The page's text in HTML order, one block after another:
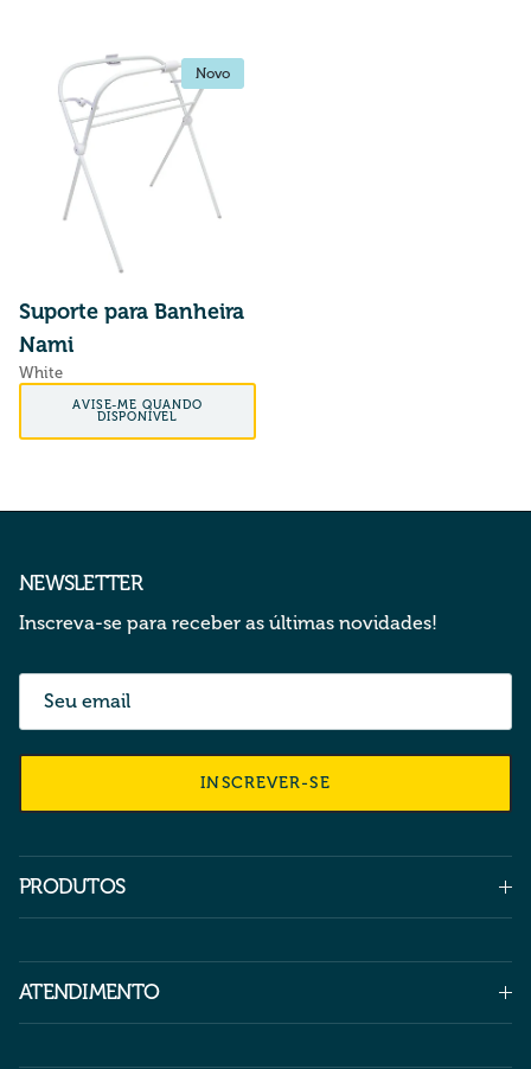
Novo
Novo
Suporte para Banheira
Nami
White
AVISE-ME QUANDO
DISPONÍVEL
NEWSLETTER
Inscreva-se para receber as últimas novidades!
INSCREVER-SE
PRODUTOS
ATENDIMENTO